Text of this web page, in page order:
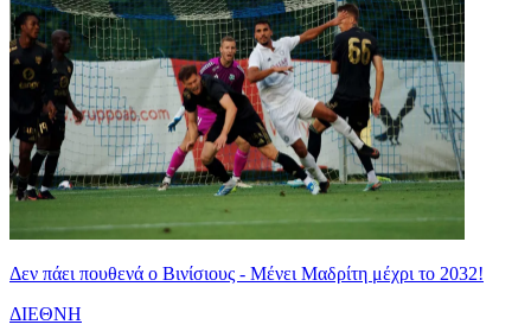
Δεν πάει πουθενά ο Βινίσιους - Μένει Μαδρίτη μέχρι το 2032!
ΔΙΕΘΝΗ